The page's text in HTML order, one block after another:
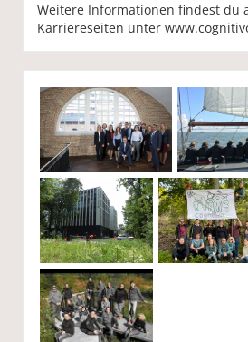
Weitere Informationen findest du
Karriereseiten unter